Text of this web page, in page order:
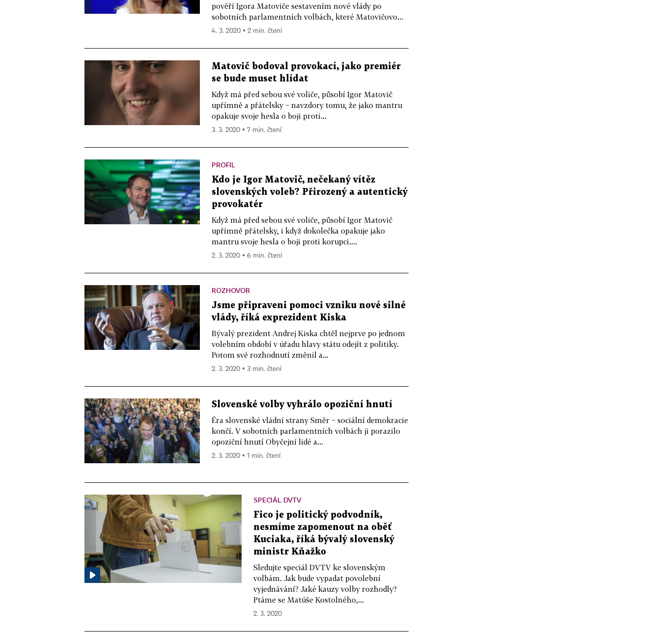
pověří Igora Matoviče sestavením nové vlády po
sobotních parlamentních volbách, které Matovičovo...
4. 3. 2020 ▪ 2 min. čtení
Matovič bodoval provokací, jako premiér
se bude muset hlídat
Když má před sebou své voliče, působí Igor Matovič
upřímně a přátelsky − navzdory tomu, že jako mantru
opakuje svoje hesla o boji proti...
3. 3. 2020 ▪ 7 min. čtení
PROFIL
Kdo je Igor Matovič, nečekaný vítěz
slovenských voleb? Přirozený a autentický
provokatér
Když má před sebou své voliče, působí Igor Matovič
upřímně přátelsky, i když dokolečka opakuje jako
mantru svoje hesla o boji proti korupci....
2. 3. 2020 ▪ 6 min. čtení
ROZHOVOR
Jsme připraveni pomoci vzniku nové silné
vlády, říká exprezident Kiska
Bývalý prezident Andrej Kiska chtěl nejprve po jednom
volebním období v úřadu hlavy státu odejít z politiky.
Potom své rozhodnutí změnil a...
2. 3. 2020 ▪ 3 min. čtení
Slovenské volby vyhrálo opoziční hnutí
Éra slovenské vládní strany Směr − sociální demokracie
končí. V sobotních parlamentních volbách ji porazilo
opoziční hnutí Obyčejní lidé a...
2. 3. 2020 ▪ 1 min. čtení
SPECIÁL DVTV
Fico je politický podvodník,
nesmíme zapomenout na oběť
Kuciaka, říká bývalý slovenský
ministr Kňažko
Sledujte speciál DVTV ke slovenským
volbám. Jak bude vypadat povolební
vyjednávání? Jaké kauzy volby rozhodly?
Ptáme se Matúše Kostolného,...
2. 3. 2020